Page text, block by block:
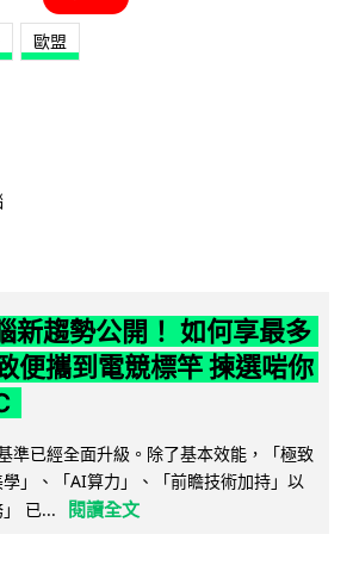
歐盟
新趨勢公開！ 如何享最多
攜到電競標竿 揀選啱你
準已經全面升級。除了基本效能，「極致
」、「AI算力」、「前瞻技術加持」以
已...
閱讀全文